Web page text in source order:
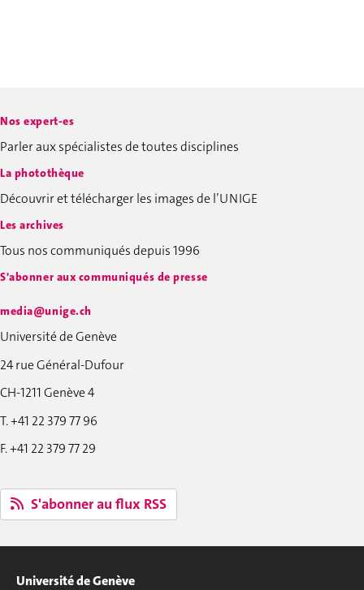
Nos expert-es
Parler aux spécialistes de toutes disciplines
La photothèque
Découvrir et télécharger les images de l’UNIGE
Les archives
Tous nos communiqués depuis 1996
S'abonner aux communiqués de presse
media@unige.ch
Université de Genève
24 rue Général-Dufour
CH-1211 Genève 4
T. +41 22 379 77 96
F. +41 22 379 77 29
S'abonner au flux RSS
Université de Genève